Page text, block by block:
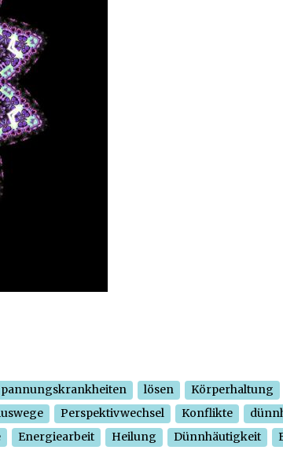
lösen Körperhaltung
Perspektivwechsel Konflikte
Energiearbeit Heilung Dünnhäutigkeit